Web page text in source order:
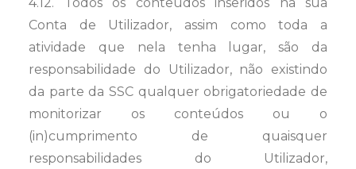
Conta de Utilizador, assim como toda a
atividade que nela tenha lugar, são da
responsabilidade do Utilizador, não existindo
da parte da SSC qualquer obrigatoriedade de
monitorizar os conteúdos ou o
(in)cumprimento de quaisquer
responsabilidades do Utilizador,